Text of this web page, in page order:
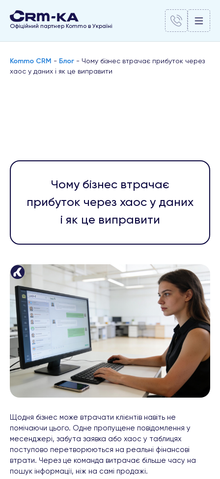
Офіційний партнер Kommo в Україні
Kommo CRM - Блог - Чому бізнес втрачає прибуток через
хаос у даних і як це виправити
Чому бізнес втрачає
прибуток через хаос у даних
і як це виправити
Щодня бізнес може втрачати клієнтів навіть не
помічаючи цього. Одне пропущене повідомлення у
месенджері, забута заявка або хаос у таблицях
поступово перетворюються на реальні фінансові
втрати. Через це команда витрачає більше часу на
пошук інформації, ніж на самі продажі.